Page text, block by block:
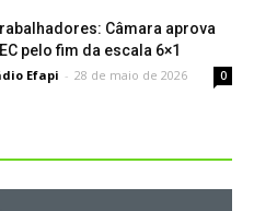
Câmara aprova
pelo fim da escala 6×1
Efapi - 28 de maio de 2026 0